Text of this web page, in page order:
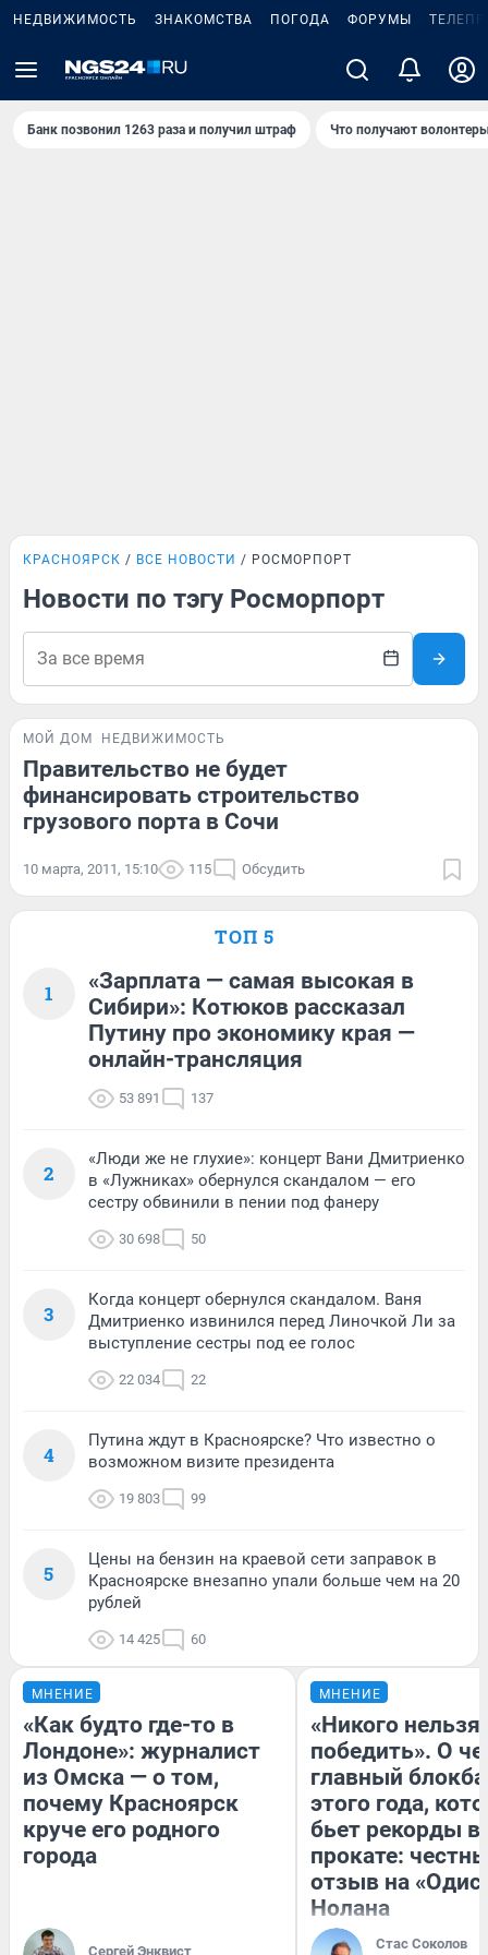
НЕДВИЖИМОСТЬ ЗНАКОМСТВА ПОГОДА ФОРУМЫ
Банк позвонил 1263 раза и получил штраф Что получают
КРАСНОЯРСК ВСЕ НОВОСТИ РОСМОРПОРТ
Новости по тэгу Росморпорт
МОЙ ДОМ НЕДВИЖИМОСТЬ
Правительство не будет
финансировать строительство
грузового порта в Cочи
10 марта, 2011, 15:10 115 Обсудить
ТОП 5
1
«Зарплата — самая высокая в
Сибири»: Котюков рассказал
Путину про экономику края —
онлайн-трансляция
53 891 137
2
«Люди же не глухие»: концерт Вани Дмитриенко
в «Лужниках» обернулся скандалом — его
сестру обвинили в пении под фанеру
30 698 50
3
Когда концерт обернулся скандалом. Ваня
Дмитриенко извинился перед Линочкой Ли за
выступление сестры под ее голос
22 034 22
4
Путина ждут в Красноярске? Что известно о
возможном визите президента
19 803 99
5
Цены на бензин на краевой сети заправок в
Красноярске внезапно упали больше чем на 20
рублей
14 425 60
МНЕНИЕ
«Как будто где-то в
Лондоне»: журналист
из Омска — о том,
почему Красноярск
круче его родного
города
Сергей Энквист
МНЕНИЕ
«Никого нельзя
победить». О
главный
этого года,
бьет рекорды в
прокате:
отзыв на
Нолана
Стас Соколов